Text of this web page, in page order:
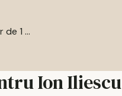
1 ...
Ion Iliescu